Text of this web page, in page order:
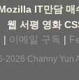
IT만담 매
웹 서평 영화
| 이메일 구독 |
2026 Channy Yun